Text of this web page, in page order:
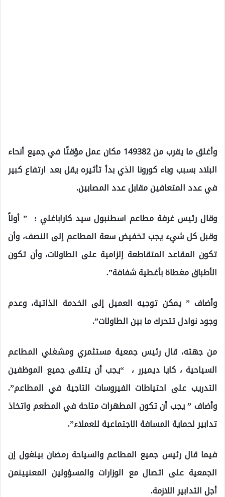
وأغلق ما يقرب من 149382 مكان عمل مؤقتًا في جميع أنحاء
البلاد بسبب وباء كورونا الذي بدأ تأثيره يقل بعد ارتفاع كبير
في عدد المتعافين مقابل عدد المصابين.
وقال رئيس غرفة مطاعم اسطنبول سيد كاراباغلي : ” أولاً
وقبل كل شيء يجب تخفيض سعة المطاعم إلى النصف، وأن
تكون المقاعد المتقاطعة إلزامية على الطاولات، وأن تكون
الأطباق مغطاة بأغطية شفافة”.
وأضاف ” يمكن توجيه العميل إلى الخدمة الذاتية، وعدم
وجود نوادل تتحرك ما بين الطاولات”.
من جهته، قال رئيس جمعية مستثمري ومشغلي المطاعم
السياحية ، كايا ديميرر ، “يجب أن يتلقى جميع الموظفين
التدريب على احتياطات الفيروسات التاجية في المطاعم”.
وأضاف ” يجب أن تكون المطهرات متاحة في المطعم واتخاذ
تدابير لحماية المسافة الاجتماعية للعملاء”.
فيما قال رئيس جميع المطاعم والسياحة رمضان بينغول إن
الجمعية على اتصال مع الوزارات والمسؤولين المعنيينمن
أجل التدابير اللازمة.